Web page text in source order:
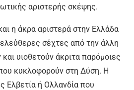
αριστερής σκέψης.
η άκρα αριστερά στην Ελλάδα
σέχτες από την άλλη
υιοθετούν άκριτα παρόμοιες
κυκλοφορούν στη Δύση. Η
Ελβετία ή Ολλανδία που